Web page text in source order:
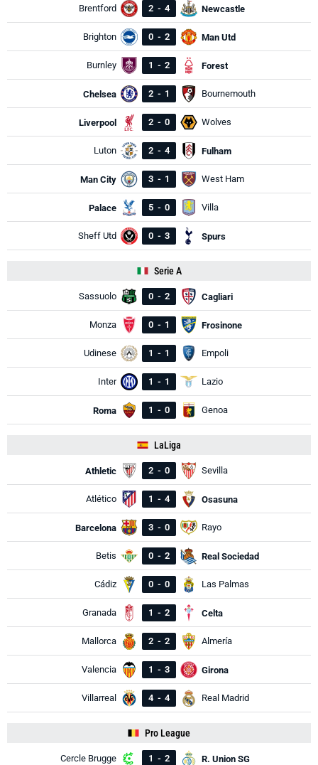
Brentford 2 - 4 Newcastle
Brighton 0 - 2 Man Utd
Burnley 1 - 2 Forest
Chelsea 2 - 1 Bournemouth
Liverpool 2 - 0 Wolves
Luton 2 - 4 Fulham
Man City 3 - 1 West Ham
Palace 5 - 0 Villa
Sheff Utd 0 - 3 Spurs
Serie A
Sassuolo 0 - 2 Cagliari
Monza 0 - 1 Frosinone
Udinese 1 - 1 Empoli
Inter 1 - 1 Lazio
Roma 1 - 0 Genoa
LaLiga
Athletic 2 - 0 Sevilla
Atlético 1 - 4 Osasuna
Barcelona 3 - 0 Rayo
Betis 0 - 2 Real Sociedad
Cádiz 0 - 0 Las Palmas
Granada 1 - 2 Celta
Mallorca 2 - 2 Almería
Valencia 1 - 3 Girona
Villarreal 4 - 4 Real Madrid
Pro League
Cercle Brugge 1 - 2 R. Union SG